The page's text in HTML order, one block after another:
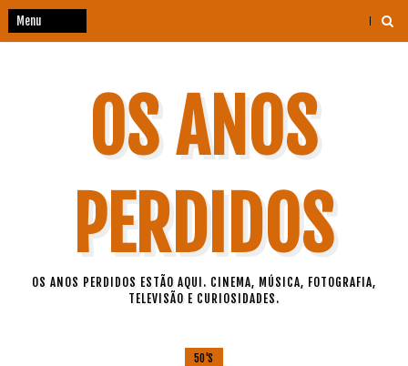
OS ANOS
PERDIDOS
OS ANOS PERDIDOS ESTÃO AQUI. CINEMA, MÚSICA, FOTOGRAFIA,
TELEVISÃO E CURIOSIDADES.
50'S